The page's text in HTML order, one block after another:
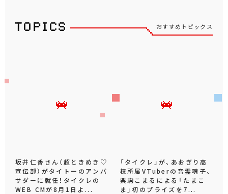
おすすめトピックス
坂井仁香さん（超ときめき♡
宣伝部）がタイトーのアンバ
サダーに就任！タイクレの
WEB CMが8月1日よ...
「タイクレ」が、あおぎり高
校所属VTuberの音霊魂子、
栗駒こまるによる「たまこ
ま」初のプライズを7...